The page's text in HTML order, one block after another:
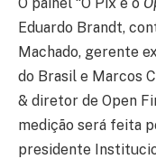
Eduardo Brandt,
Machado, gerente
do Brasil e Marcos
& diretor de Open
medição será feita
presidente